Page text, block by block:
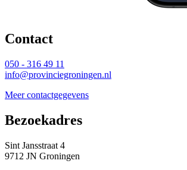
Contact
050 - 316 49 11
info@provinciegroningen.nl
Meer contactgegevens
Bezoekadres
Sint Jansstraat 4
9712 JN Groningen